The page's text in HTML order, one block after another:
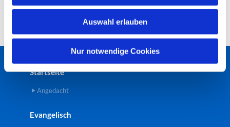
l
Auswahl erlauben
Nur notwendige Cookies
Startseite
Angedacht
Evangelisch